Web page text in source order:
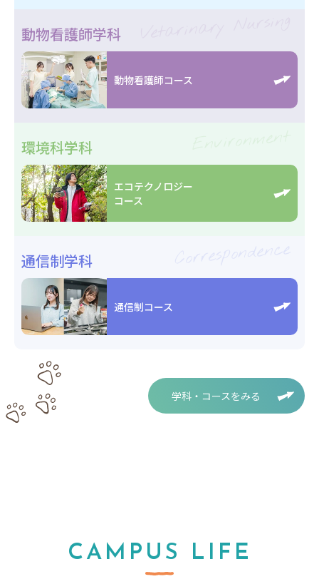
動物看護師学科
動物看護師コース
環境科学科
エコテクノロジー
コース
通信制学科
通信制コース
学科・コースをみる
CAMPUS LIFE